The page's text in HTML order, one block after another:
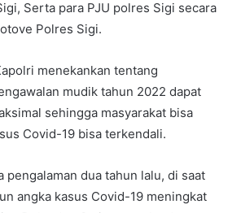
Serta para PJU polres Sigi secara
Polres Sigi.
menekankan tentang
mudik tahun 2022 dapat
sehingga masyarakat bisa
Covid-19 bisa terkendali.
pengalaman dua tahun lalu, di saat
angka kasus Covid-19 meningkat